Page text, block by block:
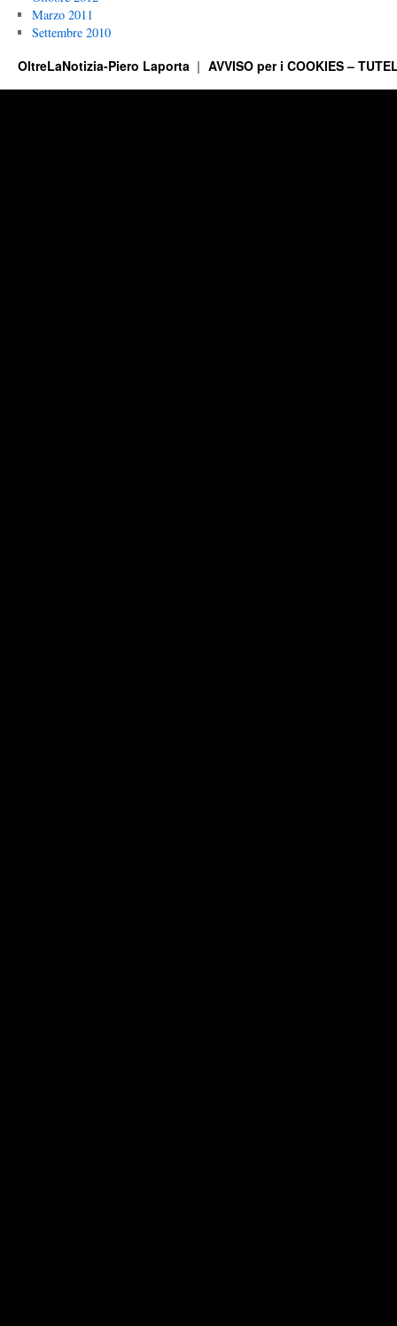
Marzo 2011
Settembre 2010
OltreLaNotizia-Piero Laporta AVVISO per i COOKIES –